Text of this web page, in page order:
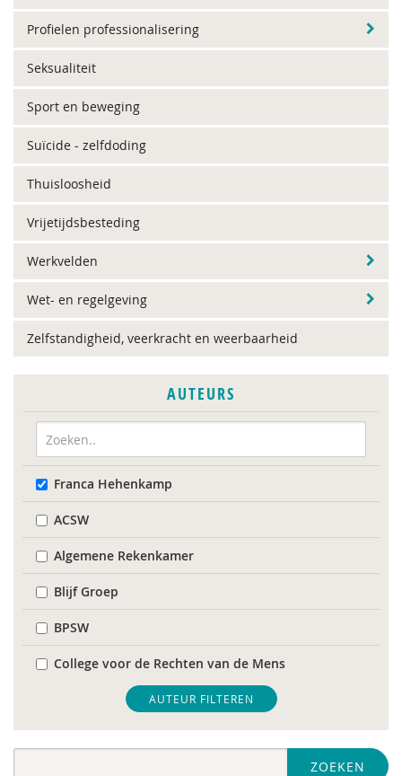
Profielen professionalisering
Seksualiteit
Sport en beweging
Suïcide - zelfdoding
Thuisloosheid
Vrijetijdsbesteding
Werkvelden
Wet- en regelgeving
Zelfstandigheid, veerkracht en weerbaarheid
AUTEURS
Franca Hehenkamp
ACSW
Algemene Rekenkamer
Blijf Groep
BPSW
College voor de Rechten van de Mens
De Raad voor Volksgezondheid & Samenleving
diverse
AUTEUR FILTEREN
ZOEKEN